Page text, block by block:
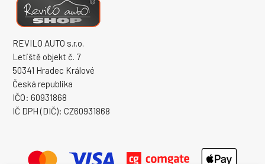
REVILO AUTO s.r.o.
Letiště objekt č. 7
50341 Hradec Králové
Česká republika
IČO: 60931868
IČ DPH (DIČ): CZ60931868